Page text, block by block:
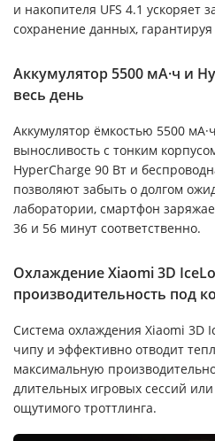
и накопителя UFS 4.1 ускоряет
сохранение данных,
Аккумулятор 5500 мА·ч и
весь день
Аккумулятор ёмкостью 5500
выносливость с тонким
HyperCharge 90 Вт и
позволяют забыть о долгом
лаборатории, смартфон
36 и 56 минут соответственно.
Охлаждение Xiaomi 3D
производительность под
Система охлаждения Xiaomi 3D
чипу и эффективно отводит
максимальную
длительных игровых сессий
ощутимого троттлинга.